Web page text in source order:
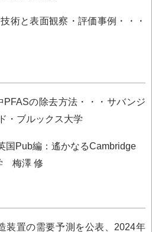
術と表面観察・評価事例・・・
の除去方法・・・サバンジ
・ブルックス大学
国Pub編：遙かなるCambridge
梅澤 修
装置の需要予測を公表、2024年